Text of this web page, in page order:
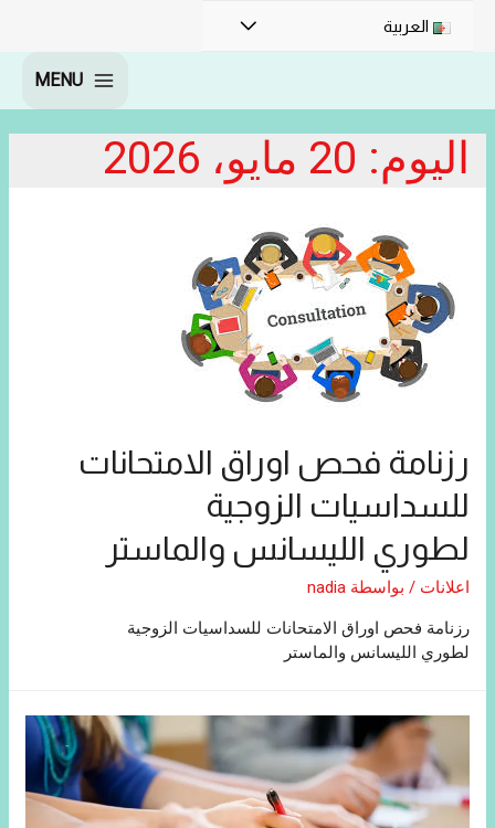
العربية القائمة
MENU
MENU
اليوم: 20 مايو، 2026
رزنامة فحص اوراق الامتحانات
للسداسيات الزوجية
لطوري الليسانس والماستر
اعلانات / بواسطة nadia
رزنامة فحص اوراق الامتحانات للسداسيات الزوجية
لطوري الليسانس والماستر